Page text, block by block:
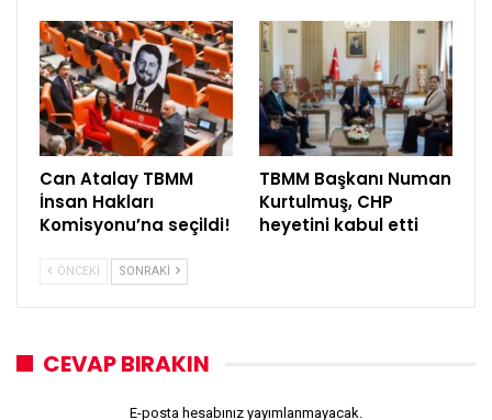
Can Atalay TBMM
İnsan Hakları
Komisyonu’na seçildi!
TBMM Başkanı Numan
Kurtulmuş, CHP
heyetini kabul etti
ÖNCEKI SONRAKI
CEVAP BIRAKIN
E-posta hesabınız yayımlanmayacak.